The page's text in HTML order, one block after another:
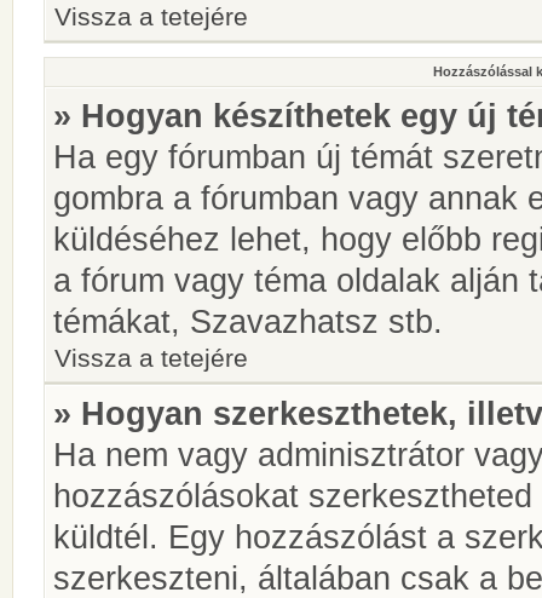
Vissza a tetejére
Hozzászólással
» Hogyan készíthetek egy új
Ha egy fórumban új témát
gombra a fórumban vagy annak
küldéséhez lehet, hogy előbb
a fórum vagy téma oldalak alján
témákat, Szavazhatsz stb.
Vissza a tetejére
» Hogyan szerkeszthetek,
Ha nem vagy adminisztrátor
hozzászólásokat
küldtél. Egy hozzászólást a
szerkeszteni, általában csak a